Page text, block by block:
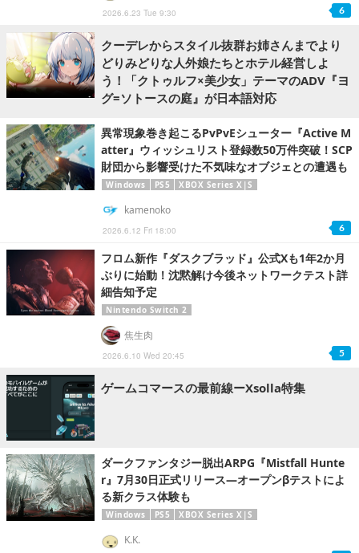
2026.6.23 Tue 9:30 6
クーデレからスタイル抜群お姉さんまでより
どりみどりな人外娘たちとホテル経営しよ
う！「クトゥルフ×美少女」テーマのADV『ヨ
グ=ソトースの庭』が日本語対応
異常現象巻き起こるPvPvEシューター『Active M
atter』ウィッシュリスト登録数50万件突破！SCP
財団から影響受けた不気味なオブジェとの遭遇も
Windows PS5 XBOX Series X|S
2026.6.12 Fri 18:00
kamenoko
6
フロム新作『ダスクブラッド』公式Xも1年2か月
ぶりに始動！沈黙解け今後ネットワークテスト詳
細告知予定
Nintendo Switch 2
2026.6.10 Wed 20:45
焦生肉
5
ゲームコマースの最前線ーXsolla特集
ダークファンタジー脱出ARPG『Mistfall Hunte
r』7月30日正式リリース―オープンβテストによ
る新クラス体験も
Windows PS5 XBOX Series X|S
K.K.